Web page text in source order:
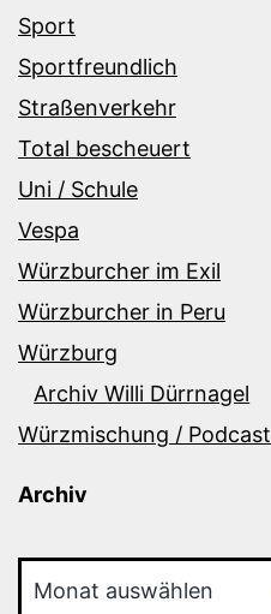
Sport
Sportfreundlich
Straßenverkehr
Total bescheuert
Uni / Schule
Vespa
Würzburcher im Exil
Würzburcher in Peru
Würzburg
Archiv Willi Dürrnagel
Würzmischung / Podcast
Archiv